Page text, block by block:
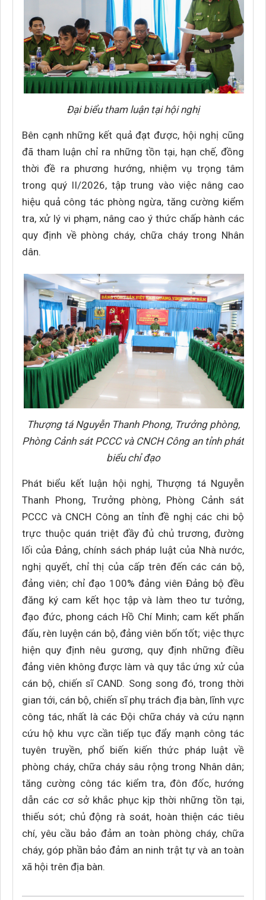
Đại biểu tham luận tại hội nghị
Bên cạnh những kết quả đạt được, hội nghị cũng
đã tham luận chỉ ra những tồn tại, hạn chế, đồng
thời đề ra phương hướng, nhiệm vụ trọng tâm
trong quý II/2026, tập trung vào việc nâng cao
hiệu quả công tác phòng ngừa, tăng cường kiểm
tra, xử lý vi phạm, nâng cao ý thức chấp hành các
quy định về phòng cháy, chữa cháy trong Nhân
dân.
Thượng tá Nguyễn Thanh Phong, Trưởng phòng,
Phòng Cảnh sát PCCC và CNCH Công an tỉnh phát
biểu chỉ đạo
Phát biểu kết luận hội nghị, Thượng tá Nguyễn
Thanh Phong, Trưởng phòng, Phòng Cảnh sát
PCCC và CNCH Công an tỉnh đề nghị các chi bộ
trực thuộc quán triệt đầy đủ chủ trương, đường
lối của Đảng, chính sách pháp luật của Nhà nước,
nghị quyết, chỉ thị của cấp trên đến các cán bộ,
đảng viên; chỉ đạo 100% đảng viên Đảng bộ đều
đăng ký cam kết học tập và làm theo tư tưởng,
đạo đức, phong cách Hồ Chí Minh; cam kết phấn
đấu, rèn luyện cán bộ, đảng viên bốn tốt; việc thực
hiện quy định nêu gương, quy định những điều
đảng viên không được làm và quy tắc ứng xử của
cán bộ, chiến sĩ CAND. Song song đó, trong thời
gian tới, cán bộ, chiến sĩ phụ trách địa bàn, lĩnh vực
công tác, nhất là các Đội chữa cháy và cứu nạnn
cứu hộ khu vực cần tiếp tục đẩy mạnh công tác
tuyên truyền, phổ biến kiến thức pháp luật về
phòng cháy, chữa cháy sâu rộng trong Nhân dân;
tăng cường công tác kiểm tra, đôn đốc, hướng
dẫn các cơ sở khắc phục kịp thời những tồn tại,
thiếu sót; chủ động rà soát, hoàn thiện các tiêu
chí, yêu cầu bảo đảm an toàn phòng cháy, chữa
cháy, góp phần bảo đảm an ninh trật tự và an toàn
xã hội trên địa bàn.